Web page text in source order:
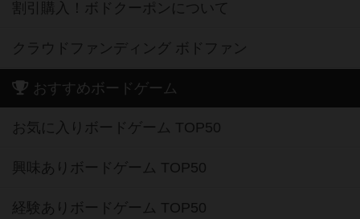
割引購入！ボドクーポンについて
クラウドファンディング ボドファン
おすすめボードゲーム
お気に入りボードゲーム TOP50
興味ありボードゲーム TOP50
経験ありボードゲーム TOP50